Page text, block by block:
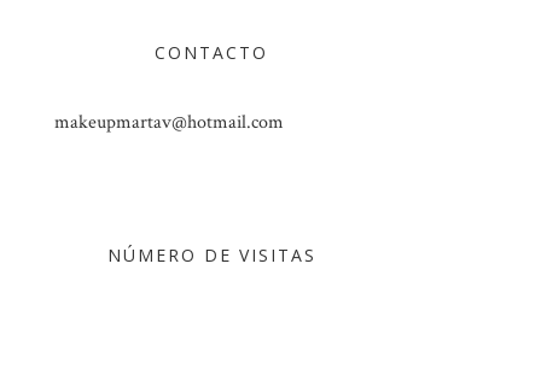
CONTACTO
makeupmartav@hotmail.com
NÚMERO DE VISITAS